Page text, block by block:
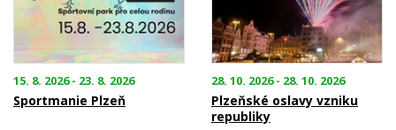
15. 8. 2026 - 23. 8. 2026
Sportmanie Plzeň
28. 10. 2026 - 28. 10. 2026
Plzeňské oslavy vzniku
republiky